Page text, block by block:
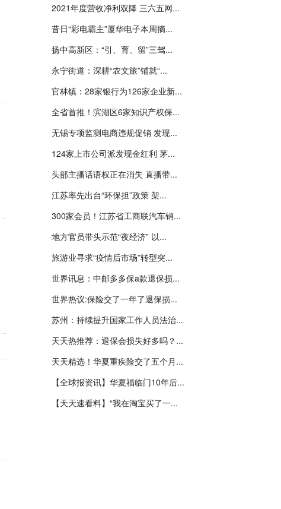
2021年度营收净利双降 三六五网...
昔日“彩电霸主”厦华电子本周摘...
扬中高新区：“引、育、留”三驾...
永宁街道：深耕“农文旅”铺就“...
官林镇：28家银行为126家企业新...
全省首推！滨湖区6家知识产权保...
无锡专项监测电商违规促销 发现...
124家上市公司派发现金红利 茅...
头部主播话语权正在消失 直播带...
江苏率先出台“环保担”政策 架...
300家会员！江苏省工商联汽车销...
地方官员带头示范“夜经济” 以...
旅游业寻求“疫情后市场”转型突...
世界讯息：中邮多多保a款退保损...
世界热议:保险交了一年了退保损...
苏州：持续提升国家工作人员法治...
天天热推荐：退保会损失好多吗？...
天天精选！华夏重疾险交了五个月...
【全球报资讯】华夏福临门10年后...
【天天速看料】“我在淘宝买了一...